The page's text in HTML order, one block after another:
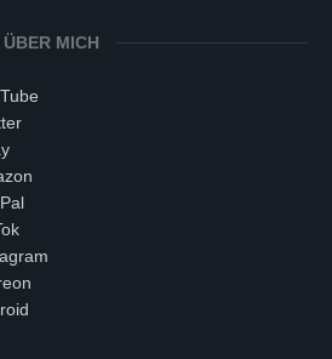
ÜBER MICH